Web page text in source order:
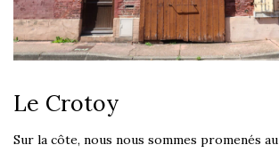
Le Crotoy
Sur la côte, nous nous sommes promenés au